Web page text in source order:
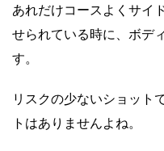
あれだけコースよくサイ
せられている時に、ボデ
す。
リスクの少ないショット
トはありませんよね。